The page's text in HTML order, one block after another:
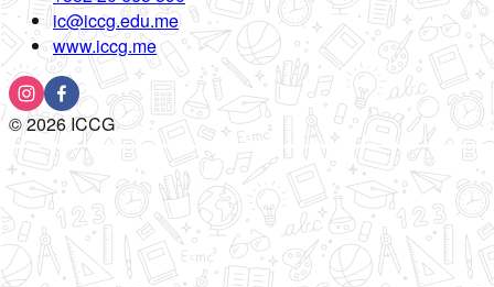
ic@iccg.edu.me
www.iccg.me
©2026ICCG